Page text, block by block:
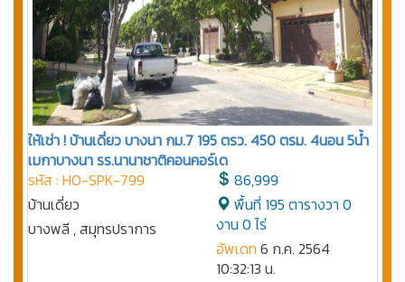
ให้เช่า ! บ้านเดี่ยว บางนา กม.7 195 ตรว. 450 ตรม. 4นอน 5น้ำ
เมกาบางนา รร.นานาชาติคอนคอร์เด
รหัส : HO-SPK-799
บ้านเดี่ยว
บางพลี , สมุทรปราการ
86,999
พื้นที่ 195 ตารางวา 0
งาน 0 ไร่
อัพเดท 6 ก.ค. 2564
10:32:13 น.